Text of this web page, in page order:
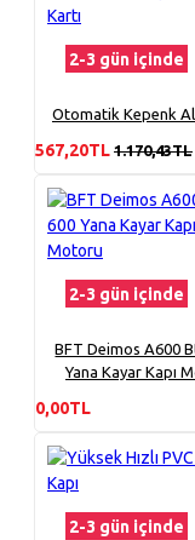
2-3 gün içinde
Otomatik Kepenk
567,20TL 1.170,43TL
2-3 gün içinde
BFT Deimos A600
Yana Kayar Kapı
0,00TL
2-3 gün içinde